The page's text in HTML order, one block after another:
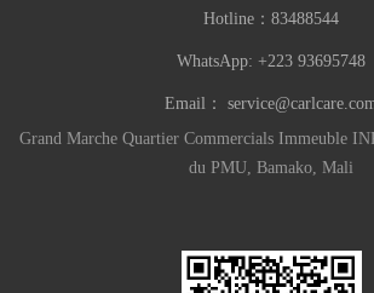
Hotline： 83488544
WhatsApp: +223 93695748
Email：
Grand Marche Quartier Commercials Immeuble
du PMU, Bamako, Mali